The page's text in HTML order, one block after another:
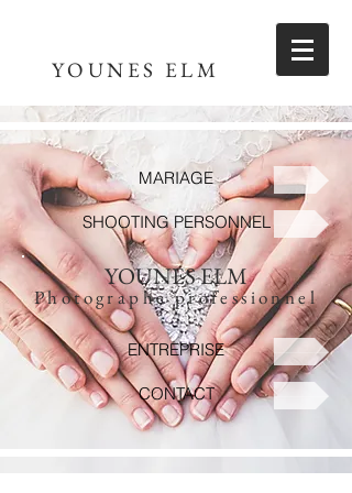
YOUNES ELM
YOUNES ELM
Photographe professionnel
SHOOTING PERSONNEL
CONTACT
MARIAGE
ENTREPRISE